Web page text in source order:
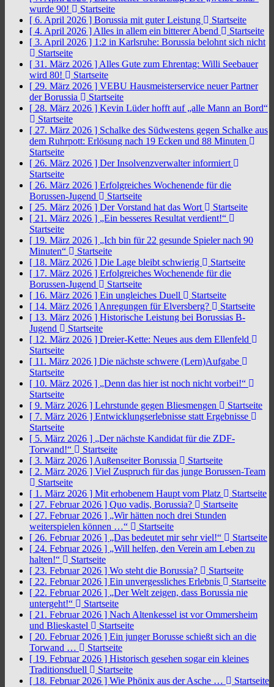
wurde 90!
Startseite
[ 6. April 2026 ] Borussia mit guter Leistung
Startseite
[ 4. April 2026 ] Alles in allem ein bitterer Abend
Startseite
[ 3. April 2026 ] 1:2 in Karlsruhe: Borussia belohnt sich nicht
Startseite
[ 31. März 2026 ] Alles Gute zum Ehrentag: Willi Seebauer
wird 80!
Startseite
[ 29. März 2026 ] VEBU Hausmeisterservice neuer Partner
der Borussia
Startseite
[ 28. März 2026 ] Kevin Lüder hofft auf „alle Mann an Bord“
Startseite
[ 27. März 2026 ] Schalke des Südwestens gegen Schalke aus
dem Ruhrpott: Erlösung nach 19 Ecken und 88 Minuten
Startseite
[ 26. März 2026 ] Der Insolvenzverwalter informiert
Startseite
[ 26. März 2026 ] Erfolgreiches Wochenende für die
Borussen-Jugend
Startseite
[ 25. März 2026 ] Der Vorstand hat das Wort
Startseite
[ 21. März 2026 ] „Ein besseres Resultat verdient!“
Startseite
[ 19. März 2026 ] „Ich bin für 22 gesunde Spieler nach 90
Minuten“
Startseite
[ 18. März 2026 ] Die Lage bleibt schwierig
Startseite
[ 17. März 2026 ] Erfolgreiches Wochenende für die
Borussen-Jugend
Startseite
[ 16. März 2026 ] Ein ungleiches Duell
Startseite
[ 14. März 2026 ] Anregungen für Elversberg?
Startseite
[ 13. März 2026 ] Historische Leistung bei Borussias B-
Jugend
Startseite
[ 12. März 2026 ] Dreier-Kette: Neues aus dem Ellenfeld
Startseite
[ 11. März 2026 ] Die nächste schwere (Lern)Aufgabe
Startseite
[ 10. März 2026 ] „Denn das hier ist noch nicht vorbei!“
Startseite
[ 9. März 2026 ] Lehrstunde gegen Bliesmengen
Startseite
[ 7. März 2026 ] Entwicklungserlebnisse statt Ergebnisse
Startseite
[ 5. März 2026 ] „Der nächste Kandidat für die ZDF-
Torwand!“
Startseite
[ 3. März 2026 ] Außenseiter Borussia
Startseite
[ 2. März 2026 ] Viel Zuspruch für das junge Borussen-Team
Startseite
[ 1. März 2026 ] Mit erhobenem Haupt vom Platz
Startseite
[ 27. Februar 2026 ] Quo vadis, Borussia?
Startseite
[ 27. Februar 2026 ] „Wir hätten noch drei Stunden
weiterspielen können …“
Startseite
[ 26. Februar 2026 ] „Das bedeutet mir sehr viel!“
Startseite
[ 24. Februar 2026 ] „Will helfen, den Verein am Leben zu
halten!“
Startseite
[ 23. Februar 2026 ] Wo steht die Borussia?
Startseite
[ 22. Februar 2026 ] Ein unvergessliches Erlebnis
Startseite
[ 22. Februar 2026 ] „Der Welt zeigen, dass Borussia nie
untergeht!“
Startseite
[ 21. Februar 2026 ] Nach Altenkessel ist vor Ommersheim
und Blieskastel
Startseite
[ 20. Februar 2026 ] Ein junger Borusse schießt sich an die
Torwand …
Startseite
[ 19. Februar 2026 ] Historisch gesehen sogar ein kleines
Traditionsduell
Startseite
[ 18. Februar 2026 ] Wie Phönix aus der Asche …
Startseite